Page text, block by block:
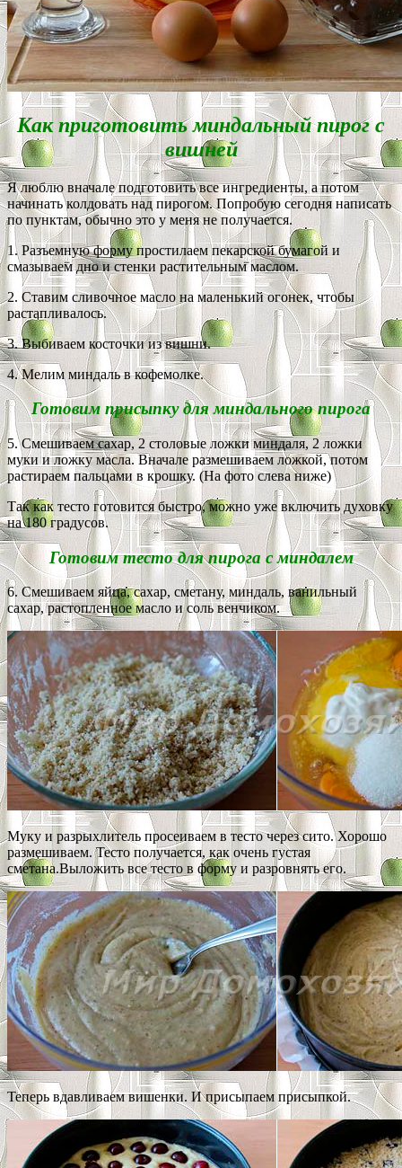
Как приготовить миндальный пирог с
вишней
Я люблю вначале подготовить все ингредиенты, а потом
начинать колдовать над пирогом. Попробую сегодня написать
по пунктам, обычно это у меня не получается.
1. Разъемную форму простилаем пекарской бумагой и
смазываем дно и стенки растительным маслом.
2. Ставим сливочное масло на маленький огонек, чтобы
растапливалось.
3. Выбиваем косточки из вишни.
4. Мелим миндаль в кофемолке.
Готовим присыпку для миндального пирога
5. Смешиваем сахар, 2 столовые ложки миндаля, 2 ложки
муки и ложку масла. Вначале размешиваем ложкой, потом
растираем пальцами в крошку. (На фото слева ниже)
Так как тесто готовится быстро, можно уже включить духовку
на 180 градусов.
Готовим тесто для пирога с миндалем
6. Смешиваем яйца, сахар, сметану, миндаль, ванильный
сахар, растопленное масло и соль венчиком.
Муку и разрыхлитель просеиваем в тесто через сито. Хорошо
размешиваем. Тесто получается, как очень густая
сметана.Выложить все тесто в форму и разровнять его.
Теперь вдавливаем вишенки. И присыпаем присыпкой.